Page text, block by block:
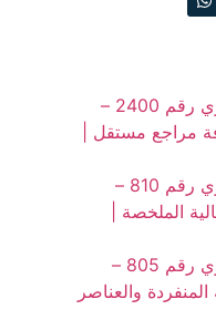
معيار المراجعة المصري رقم 2400 –
مراجع مستقل |
معيار المراجعة المصري رقم 810 –
الملخصة |
معيار المراجعة المصري رقم 805 –
المنفردة والعناصر